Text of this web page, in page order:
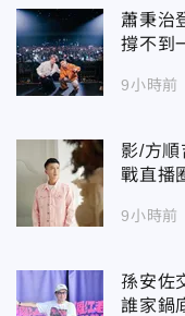
蕭秉治
撐不到
9小時前
影/方
戰直播
9小時前
孫安佐
誰家鍋